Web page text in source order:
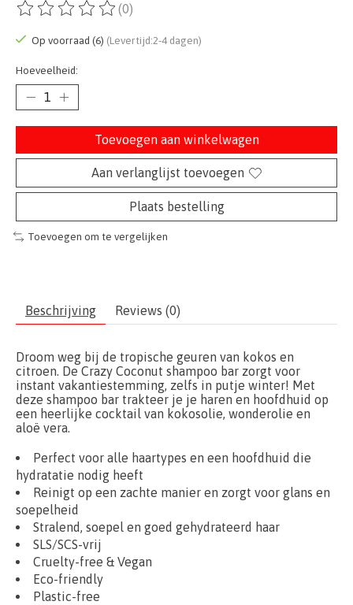
De beoordeling van dit product is
(0)
Op voorraad (6) (Levertijd:2-4 dagen)
Hoeveelheid:
Toevoegen aan winkelwagen
Aan verlanglijst toevoegen
Plaats bestelling
Toevoegen om te vergelijken
Beschrijving Reviews (0)
Droom weg bij de tropische geuren van kokos en
citroen. De Crazy Coconut shampoo bar zorgt voor
instant vakantiestemming, zelfs in putje winter! Met
deze shampoo bar trakteer je je haren en hoofdhuid op
een heerlijke cocktail van kokosolie, wonderolie en
aloë vera.
Perfect voor alle haartypes en een hoofdhuid die
hydratatie nodig heeft
Reinigt op een zachte manier en zorgt voor glans en
soepelheid
Stralend, soepel en goed gehydrateerd haar
SLS/SCS-vrij
Cruelty-free & Vegan
Eco-friendly
Plastic-free